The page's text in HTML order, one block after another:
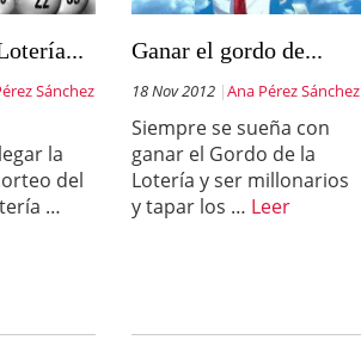
Sánchez
la
del
…
Ganar el gordo de...
18 Nov 2012 Ana Pérez Sánchez
Siempre se sueña con
ganar el Gordo de la
Lotería y ser millonarios
y tapar los … Leer